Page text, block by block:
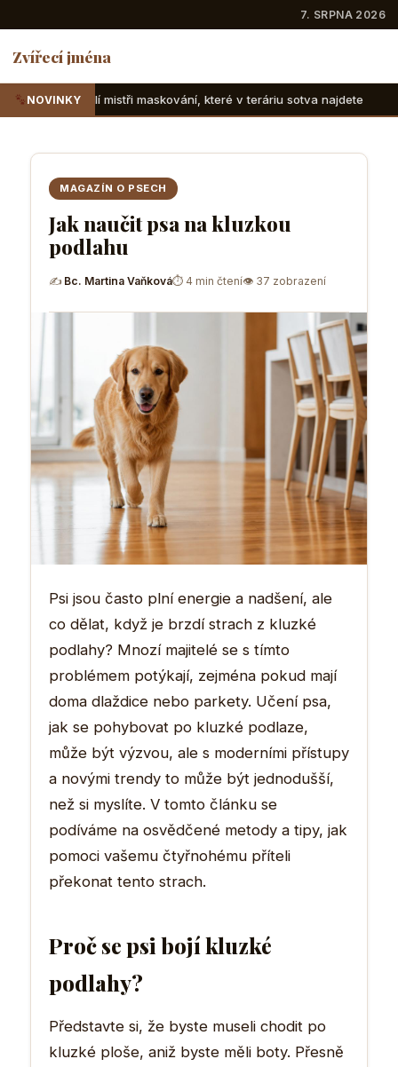
7. SRPNA 2026
Zvířecí jména
NOVINKYkteré v teráriu sotva najdete Suchozemské
MAGAZÍN O PSECH
Jak naučit psa na kluzkou
podlahu
✍ Bc. Martina Vaňková⏱ 4 min čtení👁 37 zobrazení
Psi jsou často plní energie a nadšení, ale
co dělat, když je brzdí strach z kluzké
podlahy? Mnozí majitelé se s tímto
problémem potýkají, zejména pokud mají
doma dlaždice nebo parkety. Učení psa,
jak se pohybovat po kluzké podlaze,
může být výzvou, ale s moderními přístupy
a novými trendy to může být jednodušší,
než si myslíte. V tomto článku se
podíváme na osvědčené metody a tipy, jak
pomoci vašemu čtyřnohému příteli
překonat tento strach.
Proč se psi bojí kluzké
podlahy?
Představte si, že byste museli chodit po
kluzké ploše, aniž byste měli boty. Přesně